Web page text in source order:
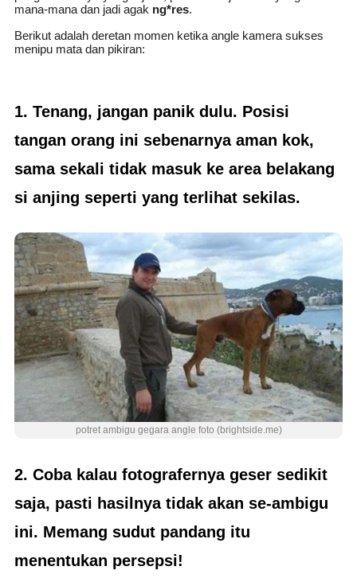
mana-mana dan jadi agak ng*res.
Berikut adalah deretan momen ketika angle kamera sukses
menipu mata dan pikiran:
1. Tenang, jangan panik dulu. Posisi
tangan orang ini sebenarnya aman kok,
sama sekali tidak masuk ke area belakang
si anjing seperti yang terlihat sekilas.
potret ambigu gegara angle foto (brightside.me)
2. Coba kalau fotografernya geser sedikit
saja, pasti hasilnya tidak akan se-ambigu
ini. Memang sudut pandang itu
menentukan persepsi!